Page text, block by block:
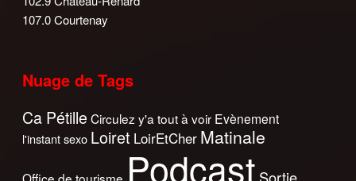
107.0 Courtenay
Nuage de Tags
Ca Pétille Circulez y'a tout à voir Evènement
l'instant sexo Loiret LoirEtCher Matinale
Podcast Sortie